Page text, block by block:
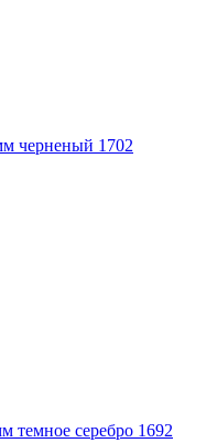
черненый 1702
темное серебро 1692